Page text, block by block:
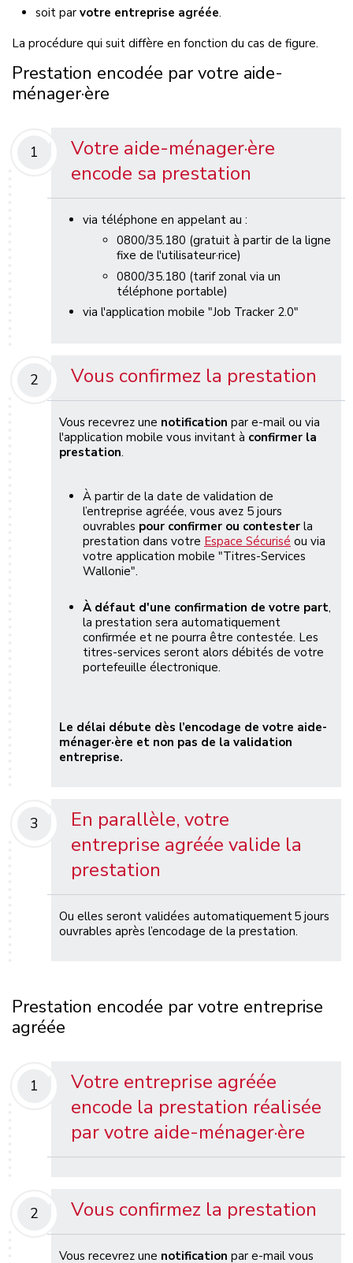
soit par votre entreprise agréée.
La procédure qui suit diffère en fonction du cas de figure.
Prestation encodée par votre aide-
ménager·ère
1
Votre aide-ménager·ère
encode sa prestation
via téléphone en appelant au :
0800/35.180 (gratuit à partir de la ligne
fixe de l'utilisateur·rice)
0800/35.180 (tarif zonal via un
téléphone portable)
via l'application mobile "Job Tracker 2.0"
2 Vous confirmez la prestation
Vous recevrez une notification par e-mail ou via
l'application mobile vous invitant à confirmer la
prestation.
À partir de la date de validation de
l’entreprise agréée, vous avez 5 jours
ouvrables pour confirmer ou contester la
prestation dans votre Espace Sécurisé ou via
votre application mobile "Titres-Services
Wallonie".
À défaut d'une confirmation de votre part,
la prestation sera automatiquement
confirmée et ne pourra être contestée. Les
titres-services seront alors débités de votre
portefeuille électronique.
Le délai débute dès l’encodage de votre aide-
ménager·ère et non pas de la validation
entreprise.
3
En parallèle, votre
entreprise agréée valide la
prestation
Ou elles seront validées automatiquement 5 jours
ouvrables après l’encodage de la prestation.
Prestation encodée par votre entreprise
agréée
1
Votre entreprise agréée
encode la prestation réalisée
par votre aide-ménager·ère
2 Vous confirmez la prestation
Vous recevrez une notification par e-mail vous